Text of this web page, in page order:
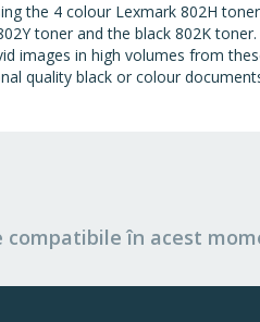
the 4 colour Lexmark 802H
toner and the black 802K
images in high volumes from
quality black or colour
compatibile în acest